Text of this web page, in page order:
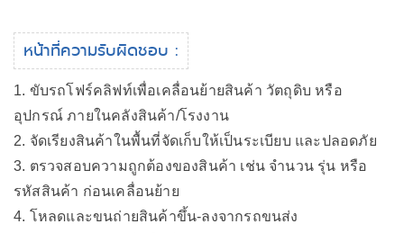
หน้าที่ความรับผิดชอบ :
1. ขับรถโฟร์คลิฟท์เพื่อเคลื่อนย้ายสินค้า วัตถุดิบ หรือ
อุปกรณ์ ภายในคลังสินค้า/โรงงาน
2. จัดเรียงสินค้าในพื้นที่จัดเก็บให้เป็นระเบียบ และปลอดภัย
3. ตรวจสอบความถูกต้องของสินค้า เช่น จำนวน รุ่น หรือ
รหัสสินค้า ก่อนเคลื่อนย้าย
4. โหลดและขนถ่ายสินค้าขึ้น-ลงจากรถขนส่ง